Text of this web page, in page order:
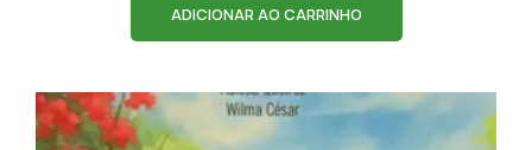
ADICIONAR AO CARRINHO